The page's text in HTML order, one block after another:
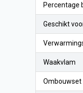
Percentage
Geschikt
Waakvlam
Ombouwset